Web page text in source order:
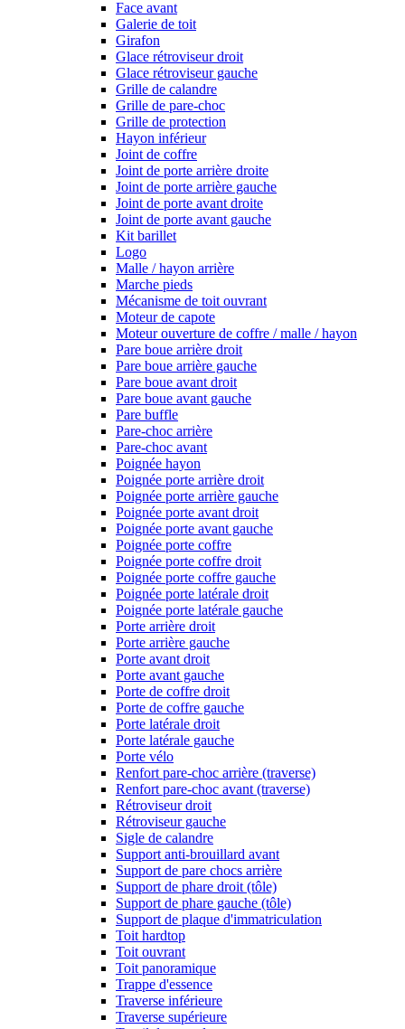
Face avant
Galerie de toit
Girafon
Glace rétroviseur droit
Glace rétroviseur gauche
Grille de calandre
Grille de pare-choc
Grille de protection
Hayon inférieur
Joint de coffre
Joint de porte arrière droite
Joint de porte arrière gauche
Joint de porte avant droite
Joint de porte avant gauche
Kit barillet
Logo
Malle / hayon arrière
Marche pieds
Mécanisme de toit ouvrant
Moteur de capote
Moteur ouverture de coffre / malle / hayon
Pare boue arrière droit
Pare boue arrière gauche
Pare boue avant droit
Pare boue avant gauche
Pare buffle
Pare-choc arrière
Pare-choc avant
Poignée hayon
Poignée porte arrière droit
Poignée porte arrière gauche
Poignée porte avant droit
Poignée porte avant gauche
Poignée porte coffre
Poignée porte coffre droit
Poignée porte coffre gauche
Poignée porte latérale droit
Poignée porte latérale gauche
Porte arrière droit
Porte arrière gauche
Porte avant droit
Porte avant gauche
Porte de coffre droit
Porte de coffre gauche
Porte latérale droit
Porte latérale gauche
Porte vélo
Renfort pare-choc arrière (traverse)
Renfort pare-choc avant (traverse)
Rétroviseur droit
Rétroviseur gauche
Sigle de calandre
Support anti-brouillard avant
Support de pare chocs arrière
Support de phare droit (tôle)
Support de phare gauche (tôle)
Support de plaque d'immatriculation
Toit hardtop
Toit ouvrant
Toit panoramique
Trappe d'essence
Traverse inférieure
Traverse supérieure